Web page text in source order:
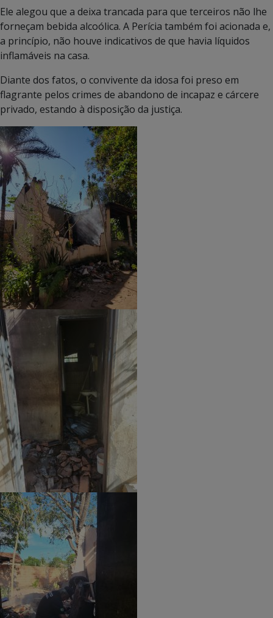
Ele alegou que a deixa trancada para que terceiros não lhe
forneçam bebida alcoólica. A Perícia também foi acionada e,
a princípio, não houve indicativos de que havia líquidos
inflamáveis na casa.
Diante dos fatos, o convivente da idosa foi preso em
flagrante pelos crimes de abandono de incapaz e cárcere
privado, estando à disposição da justiça.